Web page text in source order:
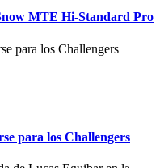
MTE Hi-Standard Pro
para los Challengers